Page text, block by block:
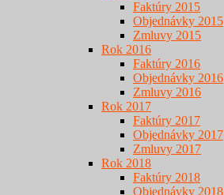
Faktúry 2015
Objednávky 2015
Zmluvy 2015
Rok 2016
Faktúry 2016
Objednávky 2016
Zmluvy 2016
Rok 2017
Faktúry 2017
Objednávky 2017
Zmluvy 2017
Rok 2018
Faktúry 2018
Objednávky 2018